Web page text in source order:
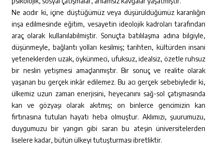
Ne acıdır ki, içine düştüğümüz veya düşürüldüğümüz karanlığın
inşa edilmesinde eğitim, vesayetin ideolojik kadroları tarafından
araç olarak kullanılabilmiştir. Sonuçta batılılaşma adına bilgiyle,
düşünmeyle, bağlantı yolları kesilmiş; tarihten, kültürden insani
yeteneklerden uzak, öykünmeci, ufuksuz, idealsiz, özetle ruhsuz
bir neslin yetişmesi amaçlanmıştır. Bir sonuç ve realite olarak
yaşanan bu gerçek inkâr edilemez. Bu acı gerçek sebebiyledir ki,
ülkemiz uzun zaman enerjisini, heyecanını sağ-sol çatışmasında
kan ve gözyaşı olarak akıtmış; on binlerce gencimizin kan
fırtınasına tutulan hayatı heba olmuştur. Aklımızı, şuurumuzu,
duygumuzu bir yangın gibi saran bu ateşin üniversitelerden
liselere kadar, bütün ülkeyi tutuşturması ibretliktir.